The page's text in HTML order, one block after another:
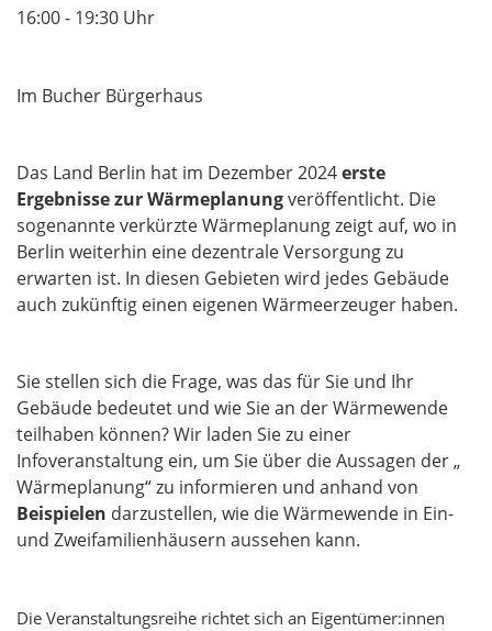
16:00 - 19:30 Uhr
Im Bucher Bürgerhaus
Das Land Berlin hat im Dezember 2024erste
Ergebnisse zur Wärmeplanungveröffentlicht. Die
sogenannte verkürzte Wärmeplanung zeigt auf, wo in
Berlin weiterhin eine dezentrale Versorgung zu
erwarten ist. In diesen Gebieten wird jedes Gebäude
auch zukünftig einen eigenen Wärmeerzeuger haben.
Sie stellen sich die Frage, was das für Sie und Ihr
Gebäude bedeutet und wie Sie an der Wärmewende
teilhaben können? Wir laden Sie zu einer
Infoveranstaltung ein, um Sie über die Aussagen der „
Wärmeplanung“ zu informieren und anhand von
Beispielen darzustellen, wie die Wärmewende in Ein-
und Zweifamilienhäusern aussehen kann.
Die Veranstaltungsreihe richtet sich an Eigentümer:innen